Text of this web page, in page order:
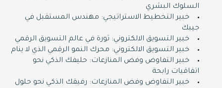
السلوك البشري
خبير التخطيط الاستراتيجي: مهندس المستقبل في
جيبك
خبير التسويق الالكتروني: ثورة في عالم التسويق الرقمي
خبير التسويق الالكتروني: محرك النمو الرقمي الذي لا ينام
خبير التفاوض وفض المنازعات: حليفك الذكي نحو
اتفاقيات رابحة
خبير التفاوض وفض المنازعات: رفيقك الذكي نحو حلول